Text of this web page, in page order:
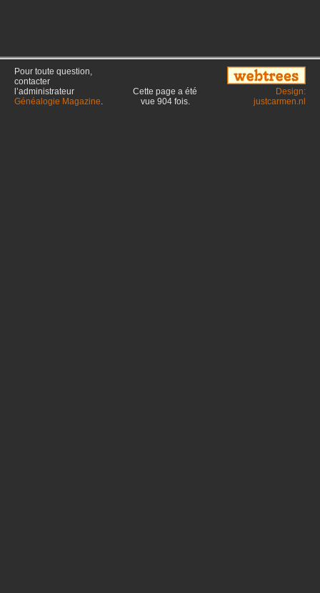
Pour toute question,
contacter
l’administrateur
Généalogie Magazine.
Cette page a été
vue 904fois.
Design:
justcarmen.nl